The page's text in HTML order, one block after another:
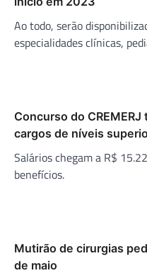
Ao todo, serão
especialidades clínicas,
Concurso do
cargos de níveis
Salários chegam a R$
benefícios.
Mutirão de cirurgias
de maio